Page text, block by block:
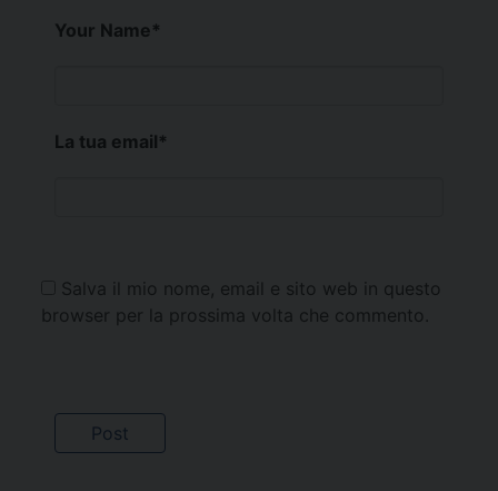
Your Name*
La tua email*
Salva il mio nome, email e sito web in questo
browser per la prossima volta che commento.